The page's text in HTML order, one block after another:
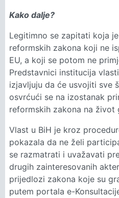
Kako dalje?
Legitimno se zapitati koja
reformskih zakona koji ne
EU, a koji se potom ne
Predstavnici institucija
izjavljuju da će usvojiti sve
osvrćući se na izostanak
reformskih zakona na život
Vlast u BiH je kroz
pokazala da ne želi
se razmatrati i uvažavati
drugih zainteresovanih
prijedlozi zakona koje su
putem portala e-